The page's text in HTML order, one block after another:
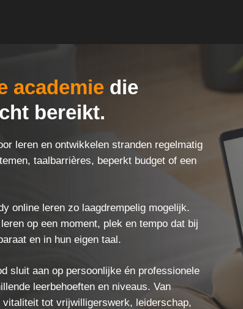
academie die
bereikt.
leren en ontwikkelen stranden regelmatig
taalbarrières, beperkt budget of een
online leren zo laagdrempelig mogelijk.
op een moment, plek en tempo dat bij
en in hun eigen taal.
sluit aan op persoonlijke én professionele
leerbehoeften en niveaus. Van
vitaliteit tot vrijwilligerswerk, leiderschap,